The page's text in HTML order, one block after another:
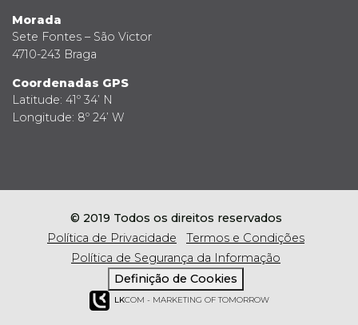
Morada
Sete Fontes – São Victor
4710-243 Braga
Coordenadas GPS
Latitude: 41º 34’ N
Longitude: 8º 24’ W
© 2019 Todos os direitos reservados
Política de Privacidade
Termos e Condições
Política de Segurança da Informação
Definição de Cookies
LKCOM - MARKETING OF TOMORROW